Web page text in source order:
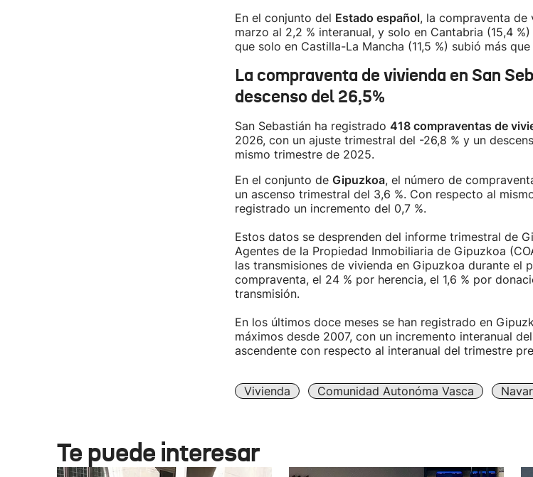
En el conjunto del Estado español, la compraventa de
marzo al 2,2 % interanual, y solo en Cantabria (15,4
que solo en Castilla-La Mancha (11,5 %) subió más
La compraventa de vivienda en San
descenso del 26,5%
San Sebastián ha registrado 418 compraventas de
2026, con un ajuste trimestral del -26,8 % y un
mismo trimestre de 2025.
En el conjunto de Gipuzkoa, el número de
un ascenso trimestral del 3,6 %. Con respecto al
registrado un incremento del 0,7 %.
Estos datos se desprenden del informe trimestral de
Agentes de la Propiedad Inmobiliaria de Gipuzkoa
las transmisiones de vivienda en Gipuzkoa durante el
compraventa, el 24 % por herencia, el 1,6 % por
transmisión.
En los últimos doce meses se han registrado en
máximos desde 2007, con un incremento interanual
ascendente con respecto al interanual del trimestre
Vivienda Comunidad Autonóma Vasca
Te puede interesar